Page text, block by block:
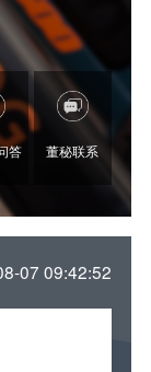
答 董秘联系
07 09:42:52